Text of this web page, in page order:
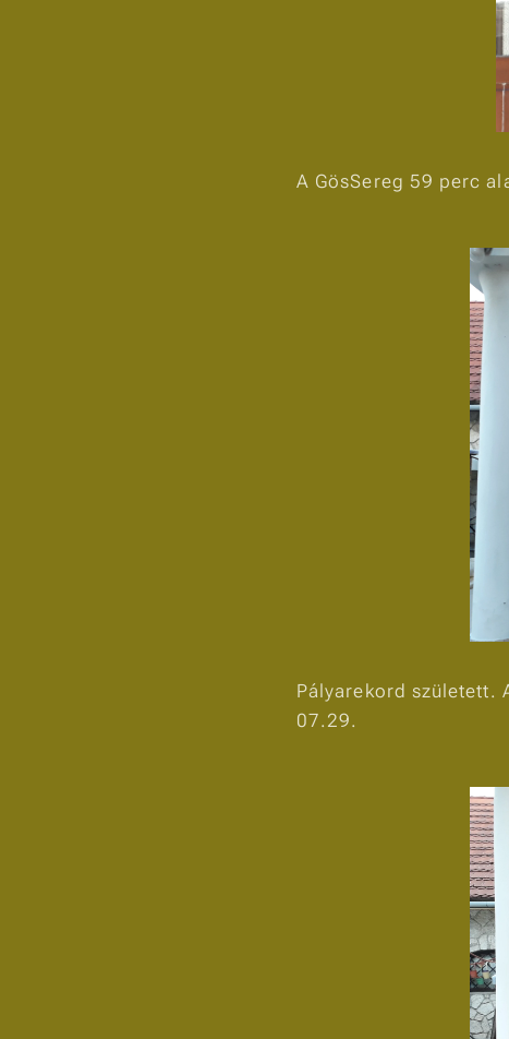
A GösSereg 59 perc
Pályarekord született.
07.29.